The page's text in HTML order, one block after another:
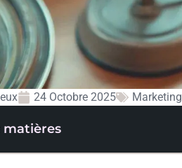
24 Octobre 2025 Marketing
matières